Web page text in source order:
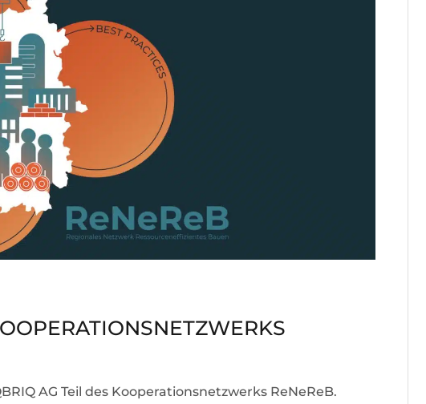
AG Teil des Kooperationsnetzwerks ReNeReB.